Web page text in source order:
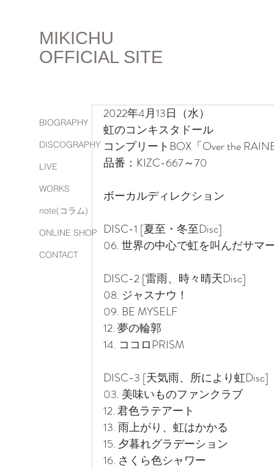
BIOGRAPHY
DISCOGRAPHY
LIVE
WORKS
note(コラム)
ONLINE SHOP
CONTACT
MIKICHU
OFFICIAL SITE
2022年4月13日（水）
虹のコンキスタドール
コンプリートBOX「Over the
品番：KIZC-667～70
ボーカルディレクション
DISC-1 [夏至・冬至Disc]
06. 世界の中心で虹を叫んだサマ
DISC-2 [雷雨、時々晴天Disc]
08. ジャスナウ！
09. BE MYSELF
12. 夢の輪郭
14. ココロPRISM
DISC-3 [天気雨、所により虹Disc]
03. 美味いものファンクラブ
12. 君色ラテアート
13. 雨上がり、虹はかかる
15. 夕暮れグラデーション
16. さくら色シャワー